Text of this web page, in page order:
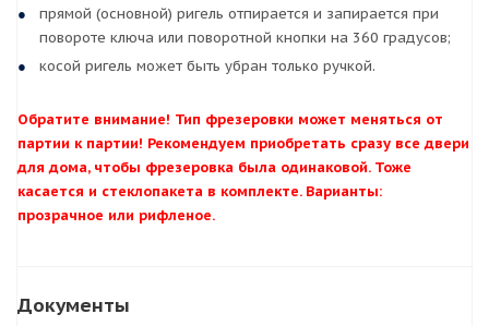
прямой (основной) ригель отпирается и запирается при
повороте ключа или поворотной кнопки на 360 градусов;
косой ригель может быть убран только ручкой.
Обратите внимание! Тип фрезеровки может меняться от
партии к партии! Рекомендуем приобретать сразу все двери
для дома, чтобы фрезеровка была одинаковой. Тоже
касается и стеклопакета в комплекте. Варианты:
прозрачное или рифленое.
Документы